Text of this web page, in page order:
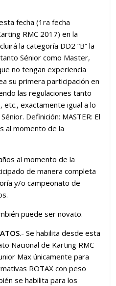
fecha (1ra fecha
RMC 2017) en la
la categoría DD2 “B” la
Sénior como Master,
no tengan experiencia
su primera participación en
las regulaciones tanto
etc., exactamente igual a lo
Definición: MASTER: El
al momento de la
al momento de la
de manera completa
y/o campeonato de
puede ser novato.
.- Se habilita desde esta
Nacional de Karting RMC
Max únicamente para
ROTAX con peso
se habilita para los